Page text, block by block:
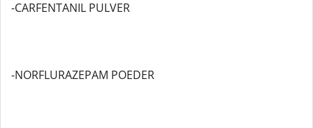
-CARFENTANIL PULVER
-NORFLURAZEPAM POEDER